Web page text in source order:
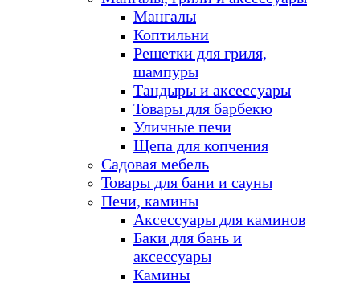
Мангалы
Коптильни
Решетки для гриля,
шампуры
Тандыры и аксессуары
Товары для барбекю
Уличные печи
Щепа для копчения
Садовая мебель
Товары для бани и сауны
Печи, камины
Аксессуары для каминов
Баки для бань и
аксессуары
Камины